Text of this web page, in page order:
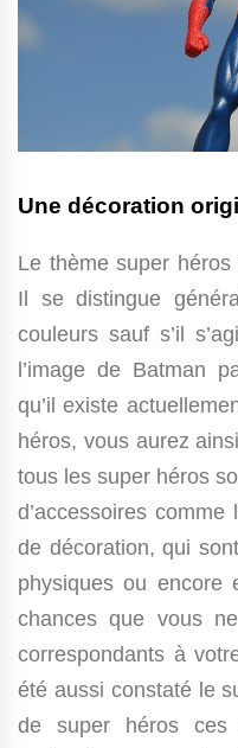
Une décoration
Le thème super
Il se distingue
couleurs sauf s’il
l’image de Batman
qu’il existe
héros, vous aurez
tous les super héros
d’accessoires
de décoration, qui
physiques ou
chances que vous
correspondants à
été aussi constaté le
de super héros